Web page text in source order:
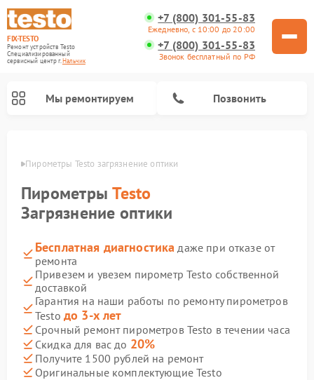
FIX-TESTO
Ремонт устройств Testo
Специализированный
cервисный центр г.Нальчик
+7 (800) 301-55-83
Ежедневно, с 10:00 до 20:00
+7 (800) 301-55-83
Звонок бесплатный по РФ
Мы ремонтируем Позвонить
Пирометры Testo загрязнение оптики
ПирометрыTesto
Загрязнение оптики
Бесплатная диагностика даже при отказе от
ремонта
Привезем и увезем пирометр Testo собственной
доставкой
Гарантия на наши работы по ремонту пирометров
Testo до 3-х лет
Срочный ремонт пирометров Testo в течении часа
Скидка для вас до 20%
Получите 1500 рублей на ремонт
Оригинальные комплектующие Testo